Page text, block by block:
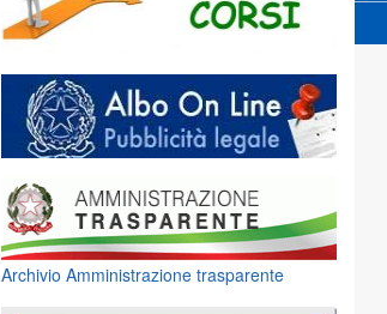
Archivio Amministrazione trasparente